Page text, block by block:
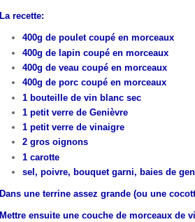
La recette:
400g de poulet coupé en morceaux
400g de lapin coupé en morceaux
400g de veau coupé en morceaux
400g de porc coupé en morceaux
1 bouteille de vin blanc sec
1 petit verre de Genièvre
1 petit verre de vinaigre
2 gros oignons
1 carotte
sel, poivre, bouquet garni, baies de
Dans une terrine assez grande (ou une
Mettre ensuite une couche de morceaux de